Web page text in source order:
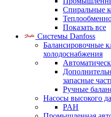
Спиральные
Показать все
Системы Danfoss
Балансировочные
холодоснабжения
запасные
Ручные
Насосы высокого
PAH